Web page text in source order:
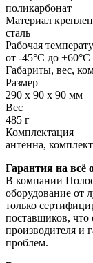
поликарбонат
Материал
сталь
Рабочая
от -45°С до +60°С
Габариты, вес,
Размер
290 x 90 x 90 мм
Вес
485 г
Комплектация
антенна,
Гарантия на всё
В компании
оборудование от
только
поставщиков, что
производителя и
проблем.